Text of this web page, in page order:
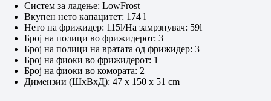
Систем за ладење: LowFrost
Вкупен нето капацитет: 174 l
Нето на фрижидер: 115l/На замрзнувач: 59l
Број на полици во фрижидерот: 3
Број на полици на вратата од фрижидер: 3
Број на фиоки во фрижидерот: 1
Број на фиоки во комората: 2
Димензии (ШхВхД): 47 x 150 х 51 cm